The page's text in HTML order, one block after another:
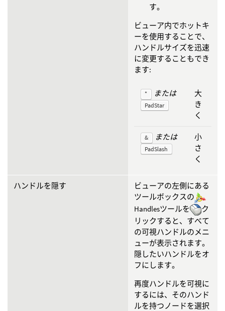
す。
ビューア内でホットキ
ーを使用することで、
ハンドルサイズを迅速
に変更することもでき
ます:
* または
PadStar
大
き
く
& または
PadSlash
小
さ
く
ハンドルを隠す
ビューアの左側にある
ツールボックスの
Handlesツールを
ク
リックすると、すべて
の可視ハンドルのメニ
ューが表示されます。
隠したいハンドルをオ
フにします。
再度ハンドルを可視に
するには、そのハンド
ルを持つノードを選択